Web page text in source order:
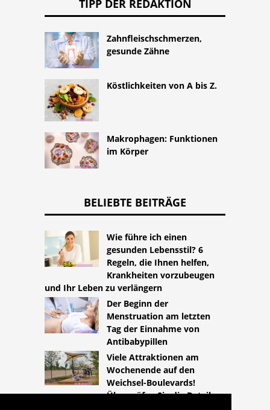
TIPP DER REDAKTION
Zahnfleischschmerzen,
gesunde Zähne
Köstlichkeiten von A bis Z.
Makrophagen: Funktionen
im Körper
BELIEBTE BEITRÄGE
Wie führe ich einen
gesunden Lebensstil? 6
Regeln, die Ihnen helfen,
Krankheiten vorzubeugen
und Ihr Leben zu verlängern
Der Beginn der
Menstruation am letzten
Tag der Einnahme von
Antibabypillen
Viele Attraktionen am
Wochenende auf den
Weichsel-Boulevards!
Überprüfen Sie die Details